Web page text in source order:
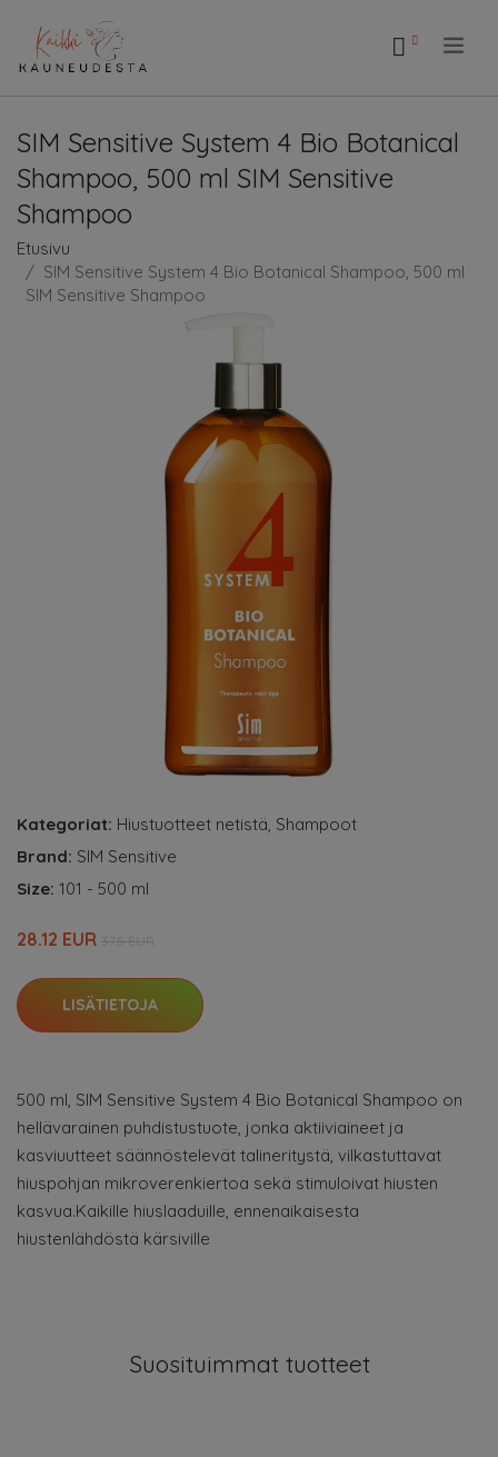
SIM Sensitive System 4 Bio Botanical
Shampoo, 500 ml SIM Sensitive
Shampoo
Etusivu
SIM Sensitive System 4 Bio Botanical Shampoo, 500 ml
SIM Sensitive Shampoo
Kategoriat: Hiustuotteet netistä, Shampoot
Brand: SIM Sensitive
Size: 101 - 500 ml
28.12 EUR
LISÄTIETOJA
500 ml, SIM Sensitive System 4 Bio Botanical Shampoo on
hellävarainen puhdistustuote, jonka aktiiviaineet ja
kasviuutteet säännöstelevät talineritystä, vilkastuttavat
hiuspohjan mikroverenkiertoa sekä stimuloivat hiusten
kasvua.Kaikille hiuslaaduille, ennenaikaisesta
hiustenlähdöstä kärsiville
Suosituimmat tuotteet